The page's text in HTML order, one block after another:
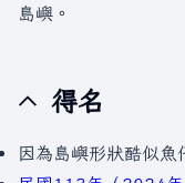
島嶼。
得名
因為島嶼形狀酷似魚